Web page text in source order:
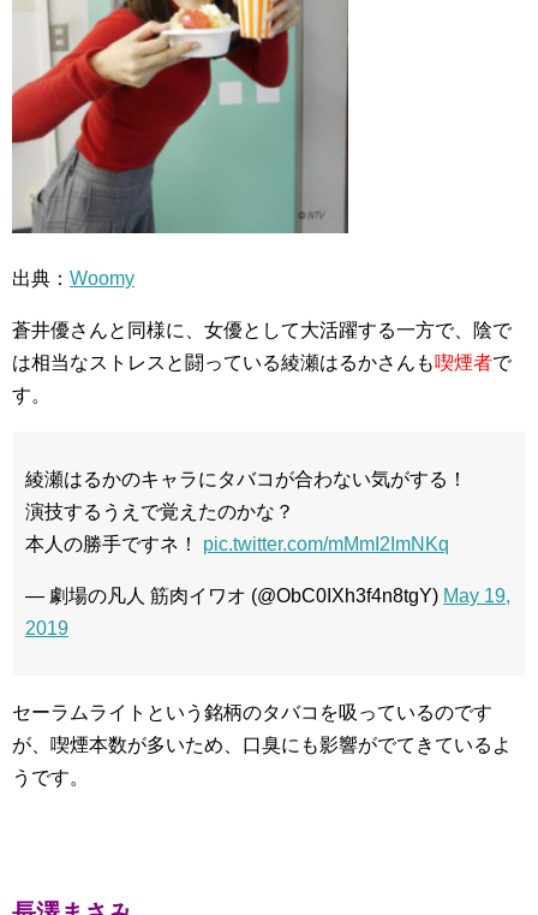
出典： Woomy
蒼井優さんと同様に、女優として大活躍する一方で、陰で
は相当なストレスと闘っている綾瀬はるかさんも喫煙者で
す。
綾瀬はるかのキャラにタバコが合わない気がする！
演技するうえで覚えたのかな？
本人の勝手ですネ！ pic.twitter.com/mMmI2ImNKq
— 劇場の凡人 筋肉イワオ (@ObC0IXh3f4n8tgY) May 19,
2019
セーラムライトという銘柄のタバコを吸っているのです
が、喫煙本数が多いため、口臭にも影響がでてきているよ
うです。